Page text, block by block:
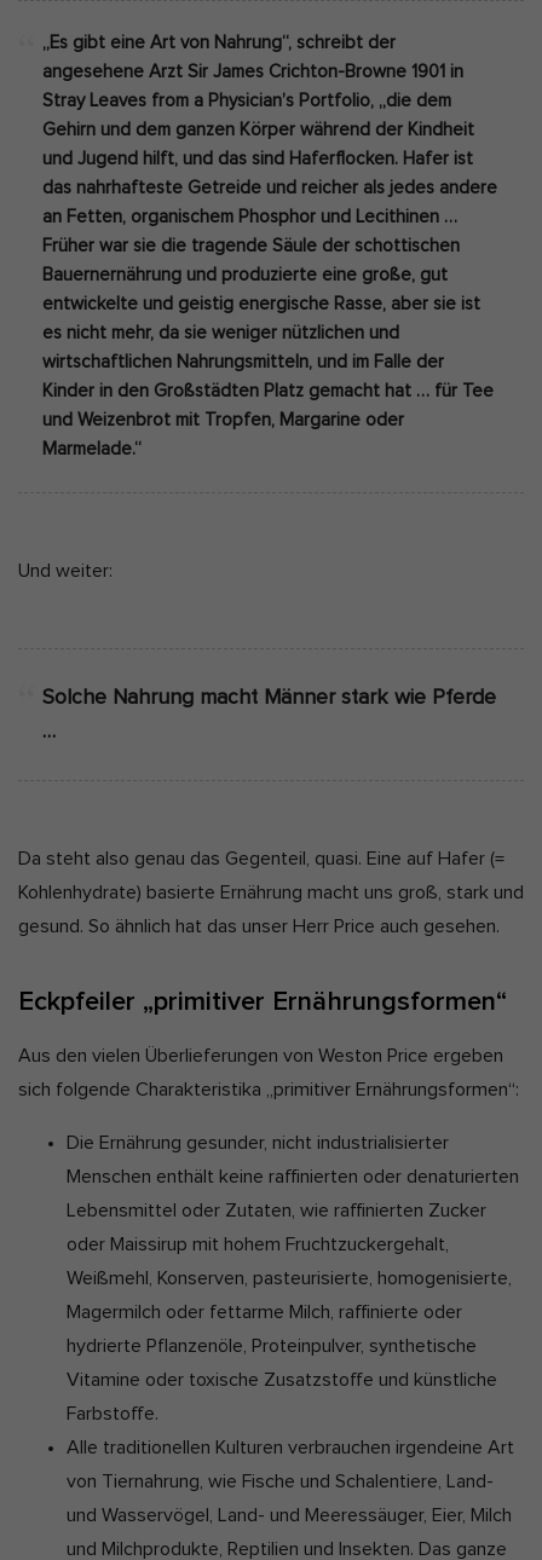
„Es gibt eine Art von Nahrung“, schreibt der
angesehene Arzt Sir James Crichton-Browne 1901 in
Stray Leaves from a Physician’s Portfolio, „die dem
Gehirn und dem ganzen Körper während der Kindheit
und Jugend hilft, und das sind Haferflocken. Hafer ist
das nahrhafteste Getreide und reicher als jedes andere
an Fetten, organischem Phosphor und Lecithinen …
Früher war sie die tragende Säule der schottischen
Bauernernährung und produzierte eine große, gut
entwickelte und geistig energische Rasse, aber sie ist
es nicht mehr, da sie weniger nützlichen und
wirtschaftlichen Nahrungsmitteln, und im Falle der
Kinder in den Großstädten Platz gemacht hat … für Tee
und Weizenbrot mit Tropfen, Margarine oder
Marmelade.“
Und weiter:
Solche Nahrung macht Männer stark wie Pferde
…
Da steht also genau das Gegenteil, quasi. Eine auf Hafer (=
Kohlenhydrate) basierte Ernährung macht uns groß, stark und
gesund. So ähnlich hat das unser Herr Price auch gesehen.
Eckpfeiler „primitiver Ernährungsformen“
Aus den vielen Überlieferungen von Weston Price ergeben
sich folgende Charakteristika „primitiver Ernährungsformen“:
Die Ernährung gesunder, nicht industrialisierter
Menschen enthält keine raffinierten oder denaturierten
Lebensmittel oder Zutaten, wie raffinierten Zucker
oder Maissirup mit hohem Fruchtzuckergehalt,
Weißmehl, Konserven, pasteurisierte, homogenisierte,
Magermilch oder fettarme Milch, raffinierte oder
hydrierte Pflanzenöle, Proteinpulver, synthetische
Vitamine oder toxische Zusatzstoffe und künstliche
Farbstoffe.
Alle traditionellen Kulturen verbrauchen irgendeine Art
von Tiernahrung, wie Fische und Schalentiere, Land-
und Wasservögel, Land- und Meeressäuger, Eier, Milch
und Milchprodukte, Reptilien und Insekten. Das ganze